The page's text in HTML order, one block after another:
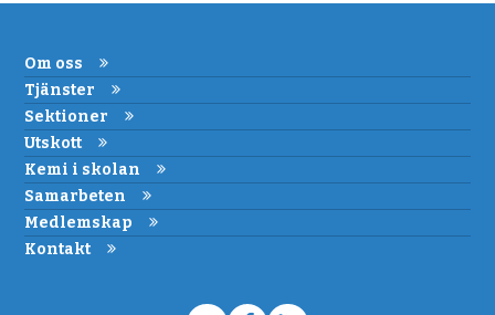
Om oss
Tjänster
Sektioner
Utskott
Kemi i skolan
Samarbeten
Medlemskap
Kontakt